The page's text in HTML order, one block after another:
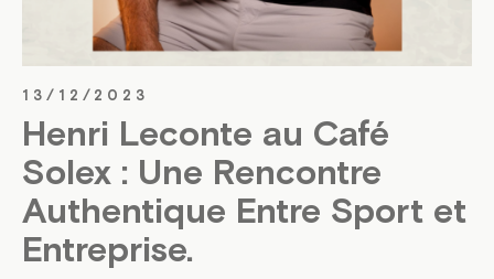
13/12/2023
Henri Leconte au Café
Solex : Une Rencontre
Authentique Entre Sport et
Entreprise.